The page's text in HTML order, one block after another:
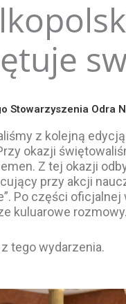
Stowarzyszenia Odra
z kolejną
okazji
Z tej okazji
przy akcji
Po części
kuluarowe
tego wydarzenia.